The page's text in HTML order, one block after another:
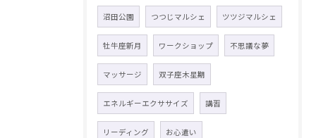
沼田公園 つつじマルシェ ツツジマルシェ
牡牛座新月 ワークショップ 不思議な夢
マッサージ 双子座木星期
エネルギーエクササイズ 講習
リーディング お心遣い